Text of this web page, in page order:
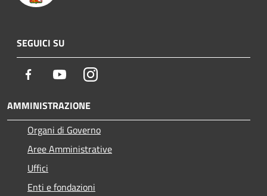
SEGUICI SU
Facebook YoutubeInstagram
AMMINISTRAZIONE
Organi di Governo
Aree Amministrative
Uffici
Enti e fondazioni